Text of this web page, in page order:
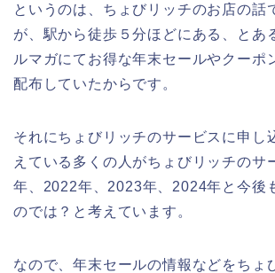
というのは、ちょびリッチのお店の話
が、駅から徒歩５分ほどにある、とあ
ルマガにてお得な年末セールやクーポ
配布していたからです。
それにちょびリッチのサービスに申し
えている多くの人がちょびリッチのサ
年、2022年、2023年、2024年と今後
のでは？と考えています。
なので、年末セールの情報などをちょ